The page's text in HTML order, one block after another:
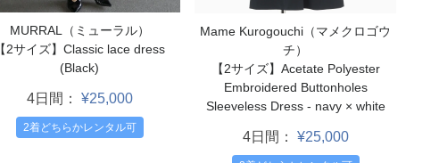
MURRAL（ミューラル）
【2サイズ】Classic lace dress
(Black)
4日間： ¥25,000
2着どちらかレンタル可
Mame Kurogouchi（マメクロゴウ
チ）
【2サイズ】Acetate Polyester
Embroidered Buttonholes
Sleeveless Dress - navy × white
4日間： ¥25,000